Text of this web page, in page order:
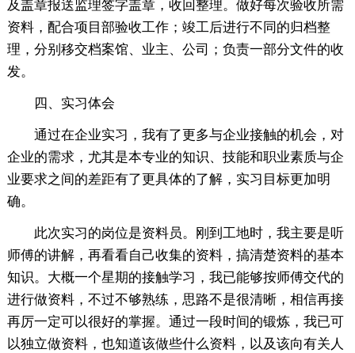
及盖章报送监理签字盖章，收回整理。做好每次验收所需
资料，配合项目部验收工作；竣工后进行不同的归档整
理，分别移交档案馆、业主、公司；负责一部分文件的收
发。
四、实习体会
通过在企业实习，我有了更多与企业接触的机会，对
企业的需求，尤其是本专业的知识、技能和职业素质与企
业要求之间的差距有了更具体的了解，实习目标更加明
确。
此次实习的岗位是资料员。刚到工地时，我主要是听
师傅的讲解，再看看自己收集的资料，搞清楚资料的基本
知识。大概一个星期的接触学习，我已能够按师傅交代的
进行做资料，不过不够熟练，思路不是很清晰，相信再接
再厉一定可以很好的掌握。通过一段时间的锻炼，我已可
以独立做资料，也知道该做些什么资料，以及该向有关人